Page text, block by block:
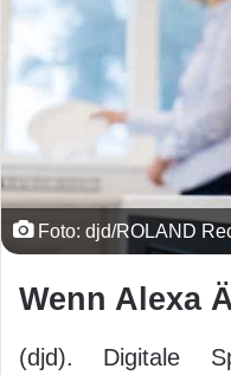
Foto: djd/ROLAND
Wenn Alexa
(djd). Digitale